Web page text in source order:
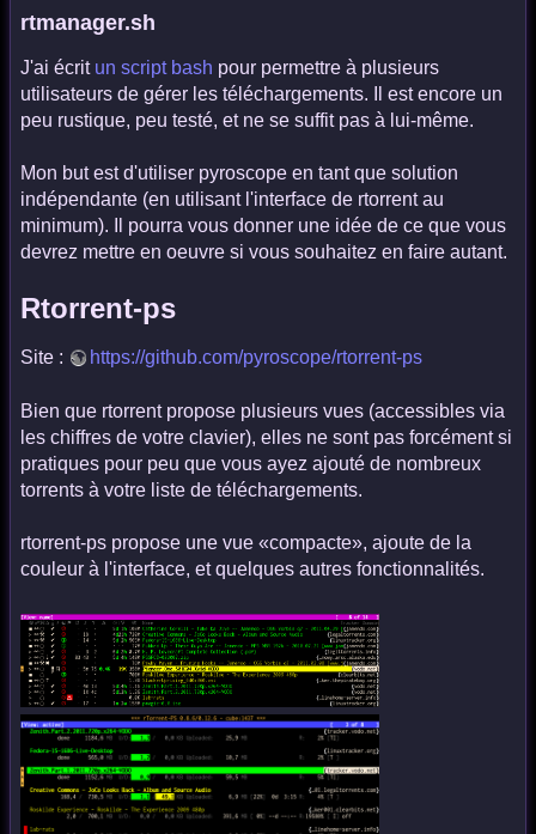
rtmanager.sh
J'ai écrit un script bash pour permettre à plusieurs
utilisateurs de gérer les téléchargements. Il est encore un
peu rustique, peu testé, et ne se suffit pas à lui-même.
Mon but est d'utiliser pyroscope en tant que solution
indépendante (en utilisant l'interface de rtorrent au
minimum). Il pourra vous donner une idée de ce que vous
devrez mettre en oeuvre si vous souhaitez en faire autant.
Rtorrent-ps
Site : https://github.com/pyroscope/rtorrent-ps
Bien que rtorrent propose plusieurs vues (accessibles via
les chiffres de votre clavier), elles ne sont pas forcément si
pratiques pour peu que vous ayez ajouté de nombreux
torrents à votre liste de téléchargements.
rtorrent-ps propose une vue «compacte», ajoute de la
couleur à l'interface, et quelques autres fonctionnalités.